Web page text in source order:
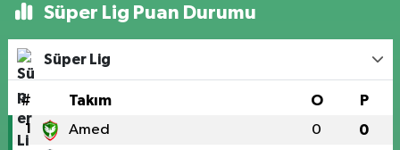
Süper Lig Puan Durumu
Süper Lig
# Takım O P
1 Amed 0 0